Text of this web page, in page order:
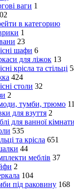
ваги 1
в категорию
1
23
шафи 6
для ліжок 13
крісла та стільці
424
столи 32
2
тумби, трюмо
для взуття 2
для ванної кімнати
535
та крісла 651
44
меблів 37
2
104
під раковину 168